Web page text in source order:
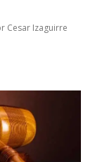
Cesar Izaguirre